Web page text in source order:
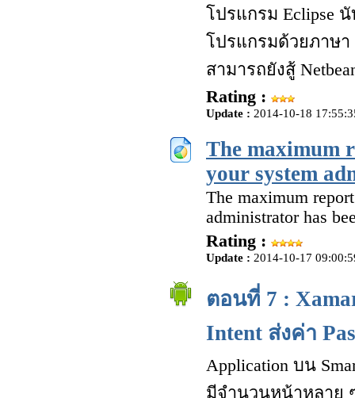
โปรแกรม Eclipse
โปรแกรมด้วยภาษา
สามารถยังสู้
Rating :
Update : 2014-10-18
The maximum
your system
The maximum
administrator has
Rating :
Update : 2014-10-17
ตอนที่ 7 :
Intent ส่งค่า
Application บน
มีจำนวนหน้าหลาย